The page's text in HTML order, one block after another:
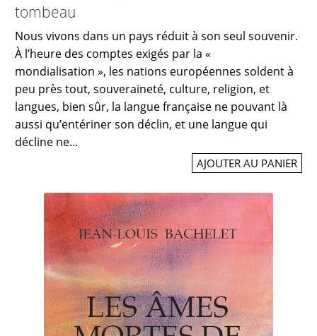
tombeau
Nous vivons dans un pays réduit à son seul souvenir.
À l’heure des comptes exigés par la «
mondialisation », les nations européennes soldent à
peu près tout, souveraineté, culture, religion, et
langues, bien sûr, la langue française ne pouvant là
aussi qu’entériner son déclin, et une langue qui
décline ne...
AJOUTER AU PANIER